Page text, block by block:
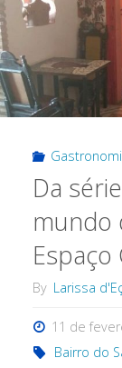
Da
mundo
Espaço
By Larissa
11 de
Bairro do